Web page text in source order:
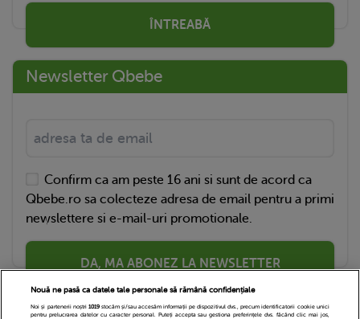
ÎNTREABĂ
Newsletter Qbebe
Confirm ca am peste 16 ani si sunt de acord ca
Qbebe.ro sa colecteze adresa de email pentru a primi
newslettere si e-mail-uri promotionale.
DA, MA ABONEZ LA NEWSLETTER
Nouă ne pasă ca datele tale personale să rămână confidențiale
Noi și partenerii noștri 1019stocăm și/sau accesăm informații pe dispozitivul dvs., precum identificatorii cookie unici
pentru prelucrarea datelor cu caracter personal. Puteți accepta sau gestiona preferințele dvs. făcând clic mai jos,